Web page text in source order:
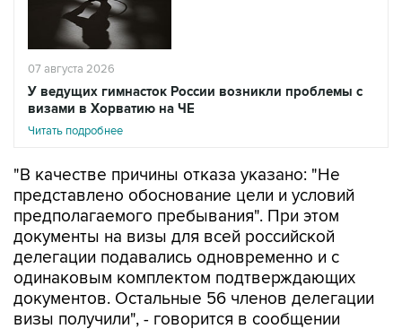
07 августа 2026
У ведущих гимнасток России возникли проблемы с
визами в Хорватию на ЧЕ
Читать подробнее
"В качестве причины отказа указано: "Не
представлено обоснование цели и условий
предполагаемого пребывания". При этом
документы на визы для всей российской
делегации подавались одновременно и с
одинаковым комплектом подтверждающих
документов. Остальные 56 членов делегации
визы получили", - говорится в сообщении